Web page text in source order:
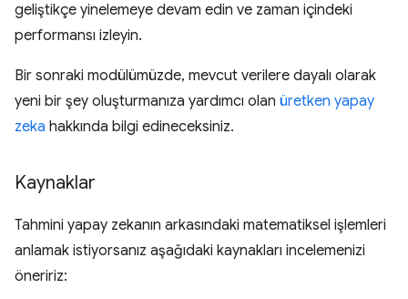
geliştikçe yinelemeye devam edin ve zaman içindeki
performansı izleyin.
Bir sonraki modülümüzde, mevcut verilere dayalı olarak
yeni bir şey oluşturmanıza yardımcı olan üretken yapay
zeka hakkında bilgi edineceksiniz.
Kaynaklar
Tahmini yapay zekanın arkasındaki matematiksel işlemleri
anlamak istiyorsanız aşağıdaki kaynakları incelemenizi
öneririz: